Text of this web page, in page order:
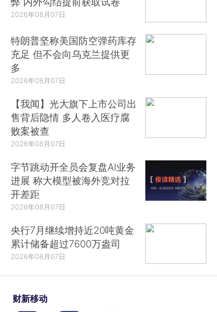
2026年08月07日
特朗普坚称美国防空弹药库存
充足 但不会向乌克兰提供更
多
2026年08月07日
【我闻】光大旗下上市公司出
售背后隐情 多人卷入医疗腐
败案被查
2026年08月07日
字节跳动开全员会复盘AI业务
进展 称大模型被海外竞对拉
开差距
2026年08月07日
央行7月继续增持近20吨黄金
累计储备超过7600万盎司
2026年08月07日
财新移动